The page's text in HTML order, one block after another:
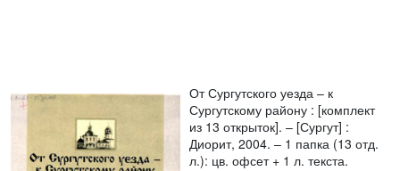
От Сургутского уезда – к
Сургутскому району : [комплект
из 13 открыток]. – [Сургут] :
Диорит, 2004. – 1 папка (13 отд.
л.): цв. офсет + 1 л. текста.